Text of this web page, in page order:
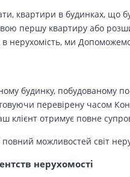
квартири в будинках,
першу квартиру або
нерухомість, ми
будинку, побудованому
перевірену часом
отримує повне
можливостей світ
нерухомості